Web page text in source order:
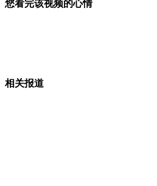
波士顿爆炸案 驻美大使通报
您看完该视频的心情
相关报道